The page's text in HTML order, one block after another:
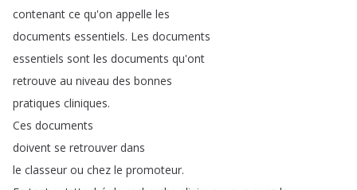
contenant ce qu'on appelle les
documents essentiels. Les documents
essentiels sont les documents qu'ont
retrouve au niveau des bonnes
pratiques cliniques.
Ces documents
doivent se retrouver dans
le classeur ou chez le promoteur.